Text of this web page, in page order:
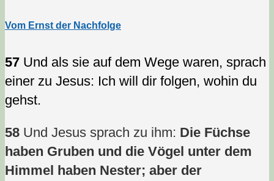
Vom Ernst der Nachfolge
57 Und als sie auf dem Wege waren, sprach
einer zu Jesus: Ich will dir folgen, wohin du
gehst.
58 Und Jesus sprach zu ihm: Die Füchse
haben Gruben und die Vögel unter dem
Himmel haben Nester; aber der